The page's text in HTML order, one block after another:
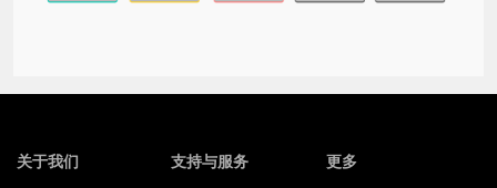
关于我们 支持与服务 更多